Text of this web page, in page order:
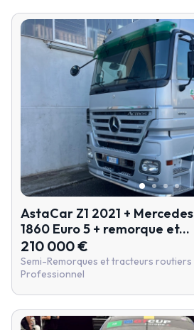
AstaCar Z1 2021 +
1860 Euro 5 + remorque et...
210 000 €
Semi-Remorques et tracteurs routiers
Professionnel